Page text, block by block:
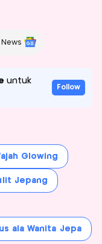
untuk
Follow
Glowing
Jepang
ala Wanita Jepa